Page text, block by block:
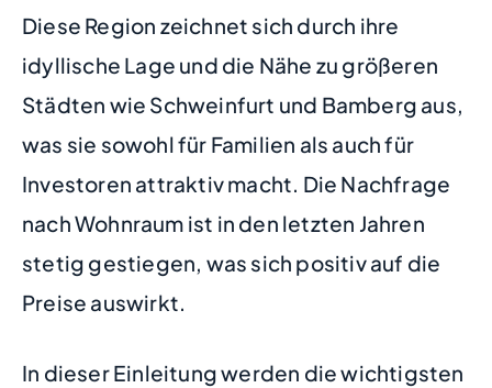
Diese Region zeichnet sich durch ihre
idyllische Lage und die Nähe zu größeren
Städten wie Schweinfurt und Bamberg aus,
was sie sowohl für Familien als auch für
Investoren attraktiv macht. Die Nachfrage
nach Wohnraum ist in den letzten Jahren
stetig gestiegen, was sich positiv auf die
Preise auswirkt.
In dieser Einleitung werden die wichtigsten